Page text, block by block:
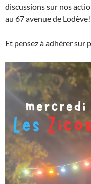
discussions sur nos
au 67 avenue de Lodève!
Et pensez à adhérer sur